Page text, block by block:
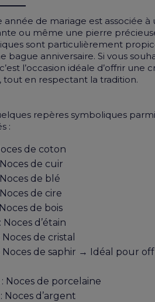
année de mariage est associée
ou même une pierre
sont particulièrement
bague anniversaire. Si vous
l’occasion idéale d’offrir
tout en respectant la tradition.
repères symboliques
:
de coton
de cuir
de blé
de cire
de bois
Noces d’étain
Noces de cristal
: Noces de saphir → Idéal pour
: Noces de porcelaine
Noces d’argent